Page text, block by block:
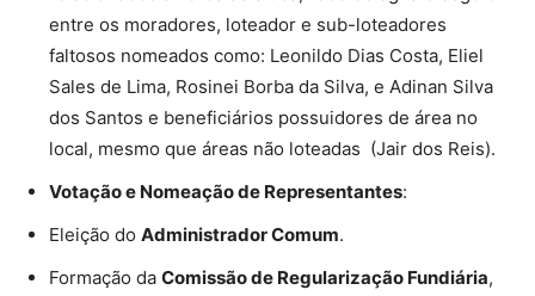
entre os moradores, loteador e sub-loteadores
faltosos nomeados como: Leonildo Dias Costa, Eliel
Sales de Lima, Rosinei Borba da Silva, e Adinan Silva
dos Santos e beneficiários possuidores de área no
local, mesmo que áreas não loteadas (Jair dos Reis).
Votação e Nomeação de Representantes:
Eleição do Administrador Comum.
Formação da Comissão de Regularização Fundiária,